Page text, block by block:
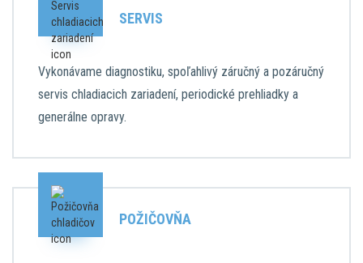
Vykonávame diagnostiku, spoľahlivý záručný a pozáručný
servis chladiacich zariadení, periodické prehliadky a
generálne opravy.
SERVIS
POŽIČOVŇA